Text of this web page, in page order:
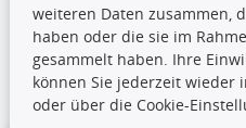
zu lassen. Ein Zuwiderhandeln
Urheberrechtsverletzung dar
Ronny’s Newsletter
weiteren Daten zusammen,
haben oder die sie im
gesammelt haben. Ihre
können Sie jederzeit wieder
oder über die Cookie-